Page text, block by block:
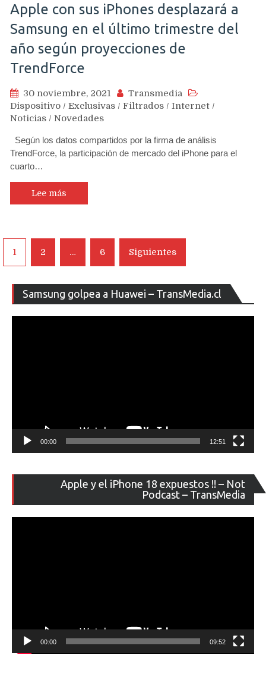
Apple con sus iPhones desplazará a
Samsung en el último trimestre del
año según proyecciones de
TrendForce
30 noviembre, 2021
Transmedia
Dispositivo / Exclusivas / Filtrados / Internet /
Noticias / Novedades
Según los datos compartidos por la firma de análisis
TrendForce, la participación de mercado del iPhone para el
cuarto…
Lee más
Navegación
de
entradas
1 2 … 6 Siguientes
Samsung golpea a Huawei – TransMedia.cl
de
00:00 12:51
Apple y el iPhone 18 expuestos !! – Not
Podcast – TransMedia
de
00:00 09:52